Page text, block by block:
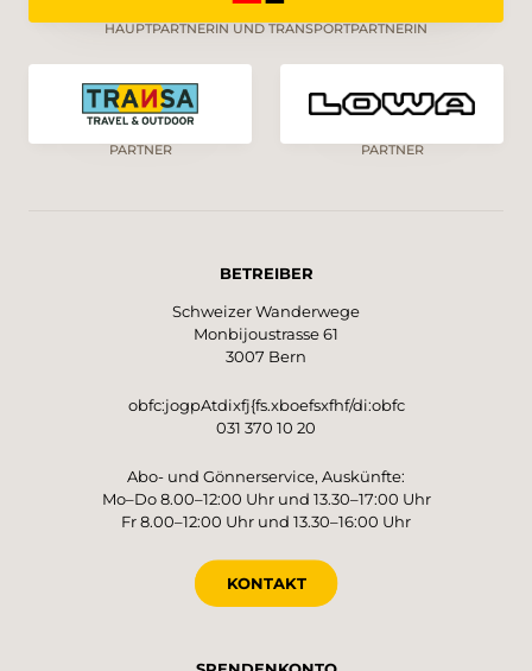
HAUPTPARTNERIN UND TRANSPORTPARTNERIN
PARTNER PARTNER
BETREIBER
Schweizer Wanderwege
Monbijoustrasse 61
3007 Bern
obfc:jogpAtdixfj{fs.xboefsxfhf/di:obfc
031 370 10 20
Abo- und Gönnerservice, Auskünfte:
Mo–Do 8.00–12:00 Uhr und 13.30–17:00 Uhr
Fr 8.00–12:00 Uhr und 13.30–16:00 Uhr
KONTAKT